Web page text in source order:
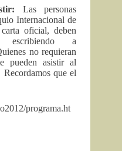
Las personas
Internacional de
oficial, deben
escribiendo a
no requieran
pueden asistir al
que el
programa.ht